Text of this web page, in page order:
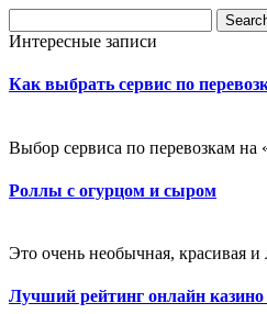
Интересные записи
Как выбрать сервис по
Выбор сервиса по перевозкам на
Роллы с огурцом и сыром
Это очень необычная, красивая и
Лучший рейтинг онлайн казино